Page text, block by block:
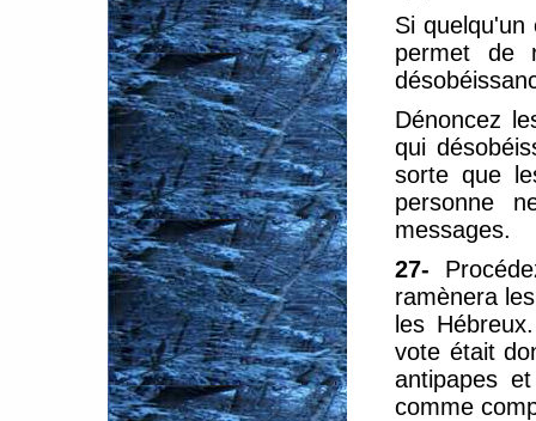
Si quelqu'un
permet de
Dénoncez
qui
sorte que
personne
messages.
27-
ramènera
les
vote était
antipapes
comme